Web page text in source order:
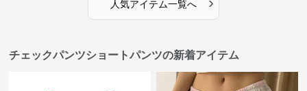
人気アイテム一覧へ
チェックパンツショートパンツの新着アイテム